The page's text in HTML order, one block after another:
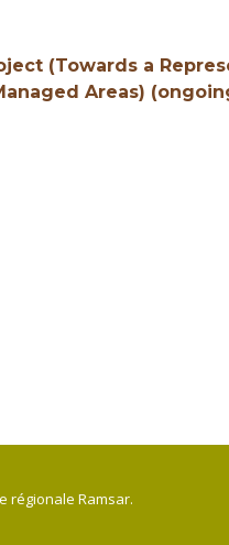
(Towards a
Areas)
régionale Ramsar.